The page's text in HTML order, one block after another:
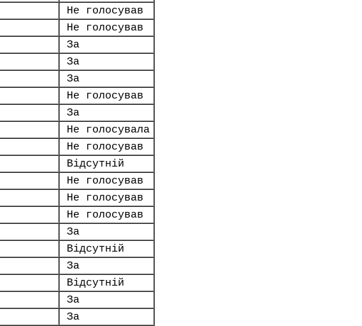
Не голосував
Не голосував
За
За
За
Не голосував
За
Не голосувала
Не голосував
Відсутній
Не голосував
Не голосував
Не голосував
За
Відсутній
За
Відсутній
За
За